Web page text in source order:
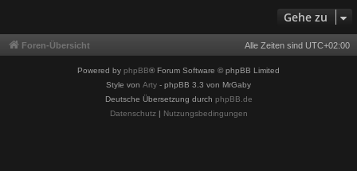
Gehe zu
Foren-Übersicht Alle Zeiten sind UTC+02:00
Powered by phpBB® Forum Software © phpBB Limited
Style von Arty - phpBB 3.3 von MrGaby
Deutsche Übersetzung durch phpBB.de
Datenschutz| Nutzungsbedingungen